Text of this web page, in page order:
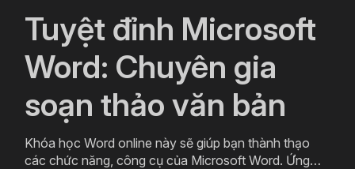
Tuyệt đỉnh Microsoft
Word: Chuyên gia
soạn thảo văn bản
Khóa học Word online này sẽ giúp bạn thành thạo
các chức năng, công cụ của Microsoft Word. Ứng